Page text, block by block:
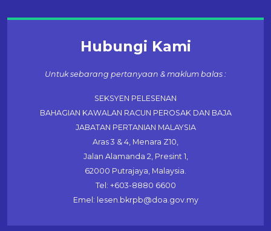
Hubungi Kami
Untuk sebarang pertanyaan & maklum balas :
SEKSYEN PELESENAN
BAHAGIAN KAWALAN RACUN PEROSAK DAN BAJA
JABATAN PERTANIAN MALAYSIA
Aras 3 & 4, Menara Z10,
Jalan Alamanda 2, Presint 1,
62000 Putrajaya, Malaysia.
Tel: +603-8880 6600
Emel: lesen.bkrpb@doa.gov.my